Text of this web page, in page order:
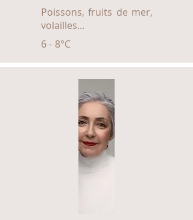
Poissons, fruits de mer,
volailles...
6 - 8°C